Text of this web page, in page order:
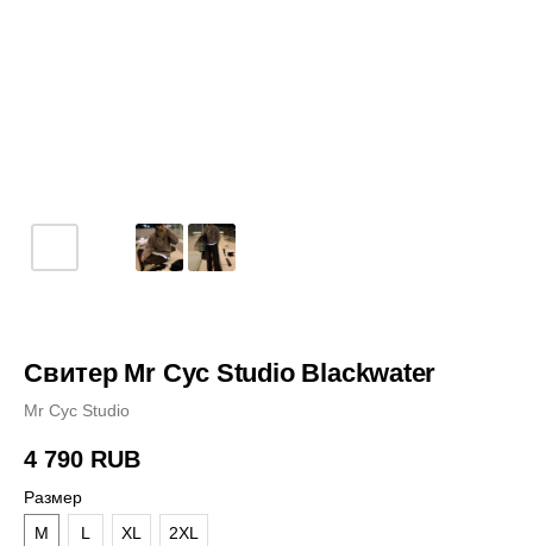
Свитер Mr Cyc Studio Blackwater
Mr Cyc Studio
4 790 RUB
Размер
M
L XL 2XL